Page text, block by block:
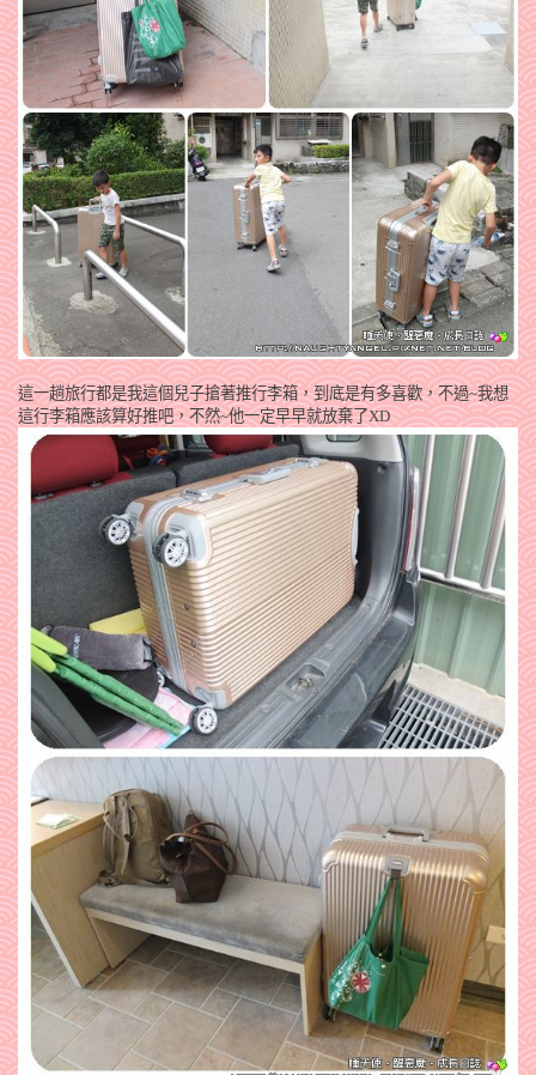
這一趟旅行都是我這個兒子搶著推行李箱，到底是有多喜歡，不過~我想
這行李箱應該算好推吧，不然~他一定早早就放棄了XD